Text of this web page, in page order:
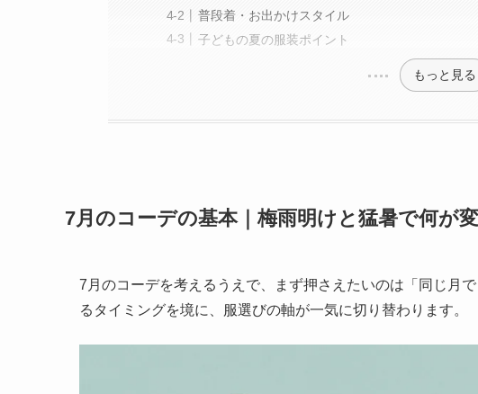
普段着・お出かけスタイル
子どもの夏の服装ポイント
もっと見る
7月のコーデの基本｜梅雨明けと猛暑で何が
7月のコーデを考えるうえで、まず押さえたいのは「同じ月
るタイミングを境に、服選びの軸が一気に切り替わります。